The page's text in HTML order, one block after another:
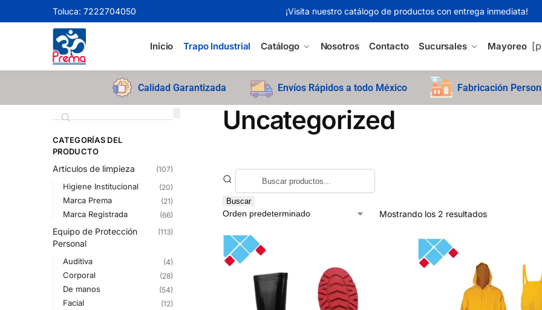
Toluca: 7222704050 ¡Visita nuestro catálogo de productos con entrega inmediata!
Inicio Trapo Industrial Catálogo Nosotros Contacto Sucursales Mayoreo
Search
Calidad Garantizada Envíos Rápidos a todo México Fabricación
Uncategorized
Buscar
Mostrando los 2 resultados
CATEGORÍAS DEL
PRODUCTO
Artículos de limpieza (107)
Higiene Institucional (20)
Marca Prema (21)
Marca Registrada (66)
Equipo de Protección
Personal
(113)
Auditiva (4)
Corporal (28)
De manos (54)
Facial (12)